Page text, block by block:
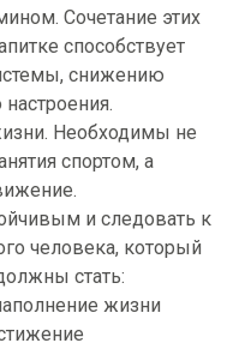
Сочетание этих
способствует
снижению
Необходимы не
спортом, а
и следовать к
человека, который
стать:
жизни